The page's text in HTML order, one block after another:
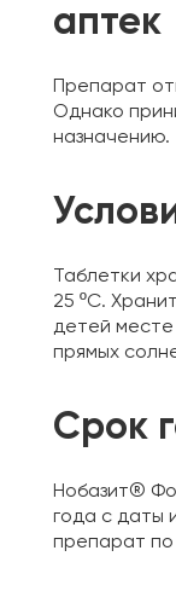
аптек
Препарат
Однако
назначению.
Таблетки
25 ºС.
детей месте
прямых
Срок
Нобазит®
года с даты
препарат по